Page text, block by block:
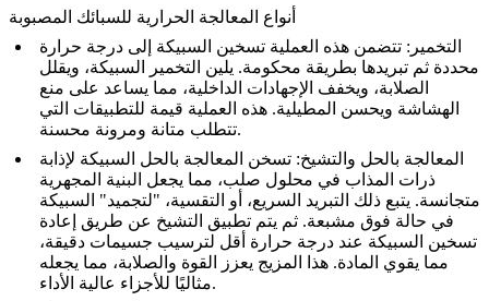
أنواع المعالجة الحرارية للسبائك المصبوبة
التخمير : تتضمن هذه العملية تسخين السبيكة إلى درجة حرارة
محددة ثم تبريدها بطريقة محكومة. يلين التخمير السبيكة، ويقلل
الصلابة، ويخفف الإجهادات الداخلية، مما يساعد على منع
الهشاشة ويحسن المطيلية. هذه العملية قيمة للتطبيقات التي
تتطلب متانة ومرونة محسنة.
المعالجة بالحل والتشيخ: تسخن المعالجة بالحل السبيكة لإذابة
ذرات المذاب في محلول صلب، مما يجعل البنية المجهرية
متجانسة. يتبع ذلك التبريد السريع، أو التقسية، "لتجميد" السبيكة
في حالة فوق مشبعة. ثم يتم تطبيق التشيخ عن طريق إعادة
تسخين السبيكة عند درجة حرارة أقل لترسيب جسيمات دقيقة،
مما يقوي المادة. هذا المزيج يعزز القوة والصلابة، مما يجعله
مثاليًا للأجزاء عالية الأداء.